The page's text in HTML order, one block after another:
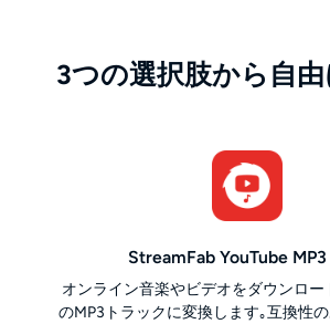
3つの選択肢から自
StreamFab YouTube
オンライン音楽やビデオをダウンロ
のMP3トラックに変換します｡互換性